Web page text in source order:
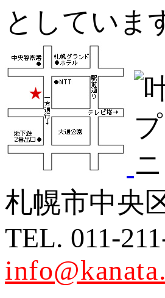
としていま
札幌市中央
TEL. 011-